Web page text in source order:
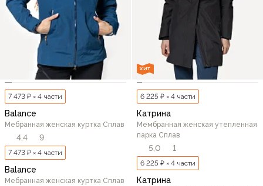
7 473 ₽ × 4 части
Balance
Мебранная женская куртка Сплав
4,4 9
7 473 ₽ × 4 части
Balance
Мебранная женская куртка Сплав
ХИТ
6 225 ₽ × 4 части
Катрина
Мембранная женская утепленная
парка Сплав
5,0 1
6 225 ₽ × 4 части
Катрина